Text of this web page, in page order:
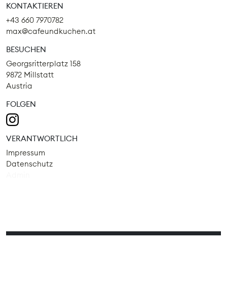
KONTAKTIEREN
+43 660 7970782
max@cafeundkuchen.at
BESUCHEN
Georgsritterplatz 158
9872 Millstatt
Austria
FOLGEN
VERANTWORTLICH
Impressum
Datenschutz